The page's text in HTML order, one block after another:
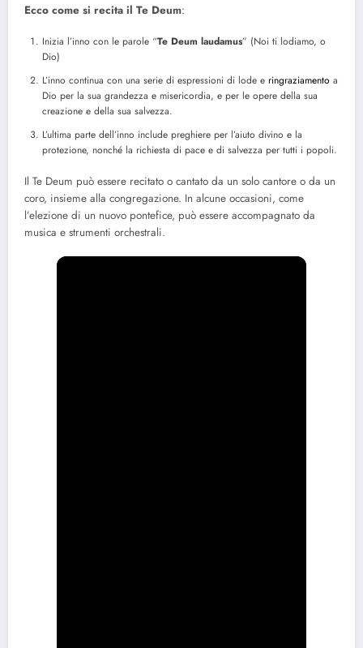
Ecco come si recita il Te Deum:
Inizia l’inno con le parole “Te Deum laudamus” (Noi ti lodiamo, o
Dio)
L’inno continua con una serie di espressioni di lode e ringraziamento a
Dio per la sua grandezza e misericordia, e per le opere della sua
creazione e della sua salvezza.
L’ultima parte dell’inno include preghiere per l’aiuto divino e la
protezione, nonché la richiesta di pace e di salvezza per tutti i popoli.
Il Te Deum può essere recitato o cantato da un solo cantore o da un
coro, insieme alla congregazione. In alcune occasioni, come
l’elezione di un nuovo pontefice, può essere accompagnato da
musica e strumenti orchestrali.